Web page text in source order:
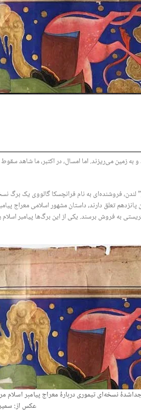
زمین می‌ریزند. اما امسال، در اکتبر، ما شاهد
لندن، فروشنده‌ای به نام فرانچسکا گالووی
تعلق دارند، داستان مشهور اسلامی معراج
۲۴ اکتبر در حراج کریستی به فروش برسند. یکی از این
نسخه‌ای تیموری دربارۀ معراج پیامبر اسلام مربوط به دهۀ 1460 میلادی در
عکس از: